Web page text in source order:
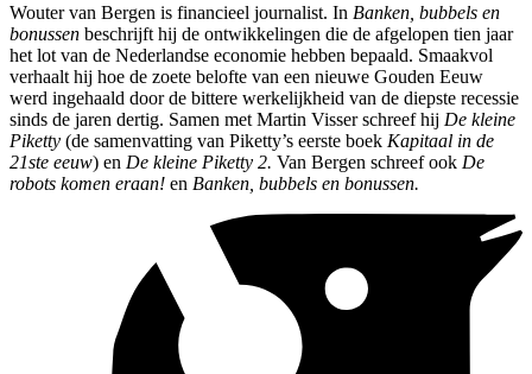
Wouter van Bergen is financieel journalist. In Banken, bubbels en
bonussen beschrijft hij de ontwikkelingen die de afgelopen tien jaar
het lot van de Nederlandse economie hebben bepaald. Smaakvol
verhaalt hij hoe de zoete belofte van een nieuwe Gouden Eeuw
werd ingehaald door de bittere werkelijkheid van de diepste recessie
sinds de jaren dertig. Samen met Martin Visser schreef hij De kleine
Piketty (de samenvatting van Piketty’s eerste boek Kapitaal in de
21ste eeuw) en De kleine Piketty 2. Van Bergen schreef ook De
robots komen eraan! en Banken, bubbels en bonussen.